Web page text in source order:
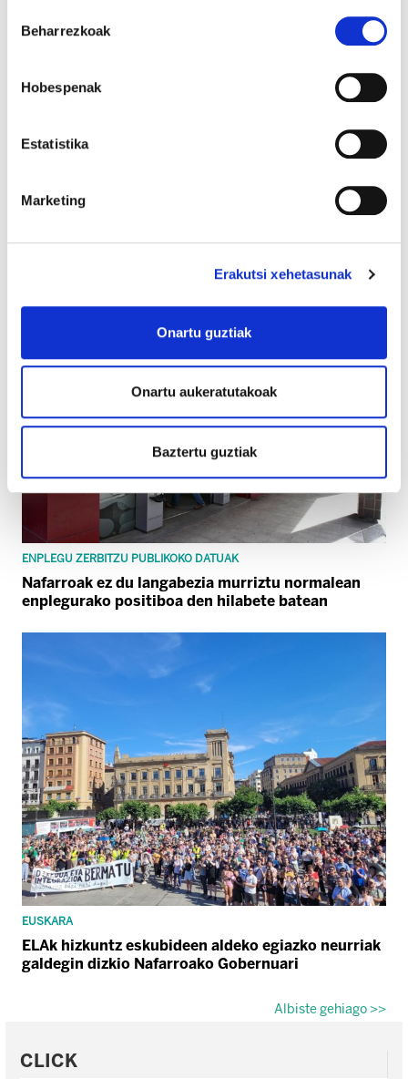
hautatzea
Beharrezkoak
Hobespenak
Estatistika
Marketing
Erakutsi xehetasunak
Onartu guztiak
Onartu aukeratutakoak
Baztertu guztiak
uztailaren 6tik 14ra
ENPLEGU ZERBITZU PUBLIKOKO DATUAK
Nafarroak ez du langabezia murriztu normalean
enplegurako positiboa den hilabete batean
EUSKARA
ELAk hizkuntz eskubideen aldeko egiazko neurriak
galdegin dizkio Nafarroako Gobernuari
Albiste gehiago >>
CLICK